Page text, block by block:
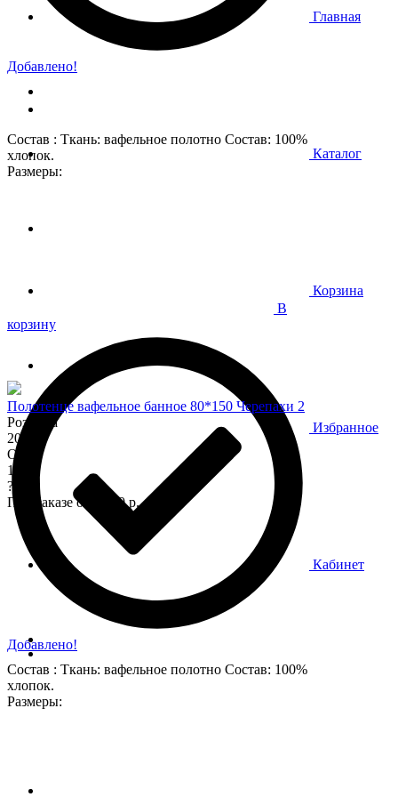
Добавлено!
Состав : Ткань: вафельное полотно Состав: 100%
хлопок.
Размеры:
В
корзину
Добавлено!
Состав : Ткань: вафельное полотно Состав: 100%
хлопок.
Размеры:
Полотенце вафельное банное 80*150 Черепахи 2
Розница
200
Опт
170
?
При заказе от 7 000 р.
Главная
Каталог
Корзина
Избранное
Кабинет